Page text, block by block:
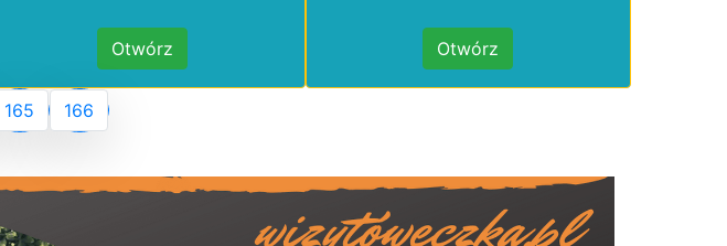
Otwórz Otwórz
165 166